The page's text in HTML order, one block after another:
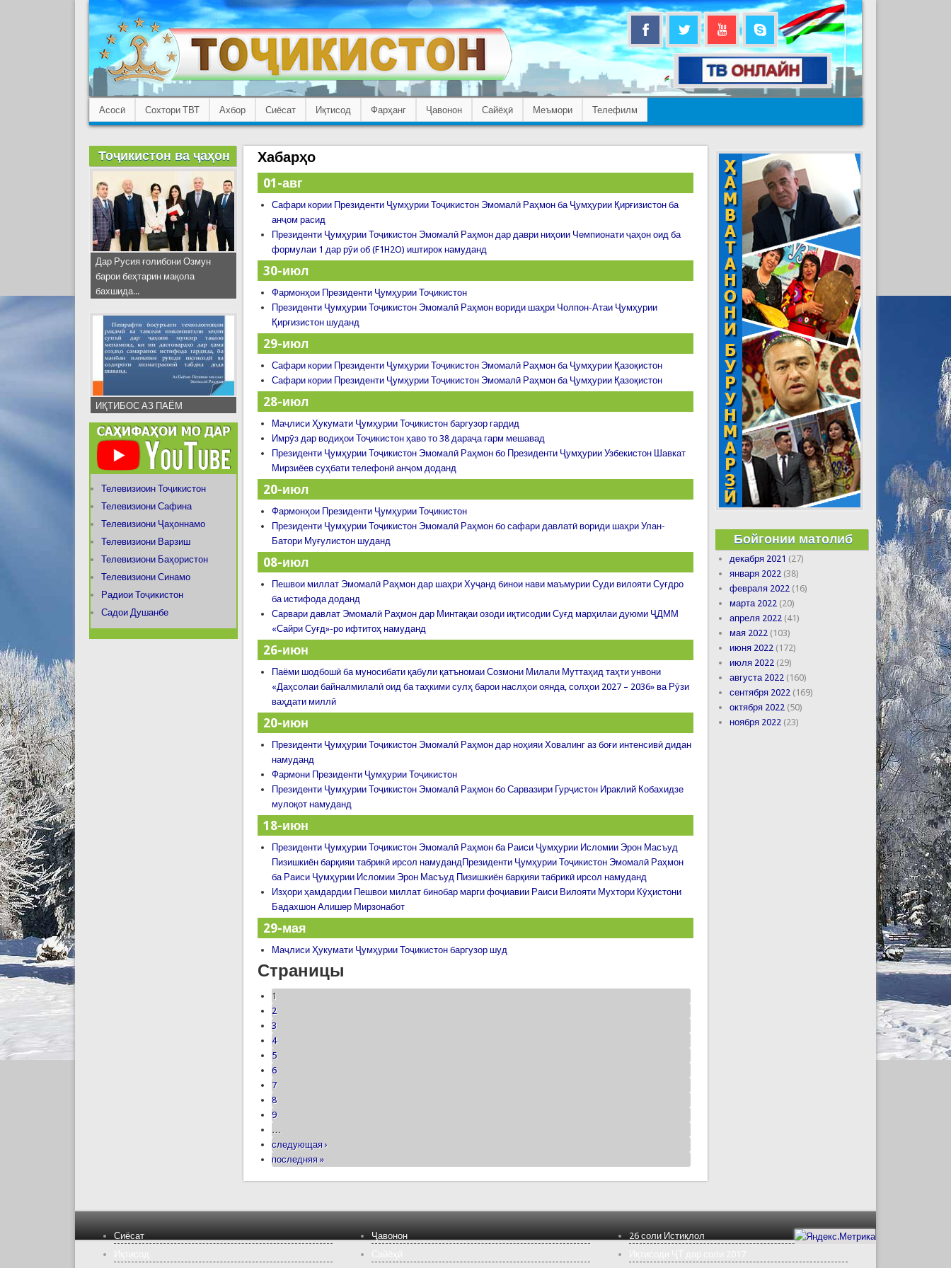
Асосӣ Сохтори ТВТ Ахбор Сиёсат Иқтисод Фарҳанг Ҷавонон Сайёҳӣ Меъмори Телефилм
Хабарҳо
01-авг
Сафари кории Президенти Ҷумҳурии Тоҷикистон Эмомалӣ Раҳмон ба Ҷумҳурии Қирғизистон ба
анҷом расид
Президенти Ҷумҳурии Тоҷикистон Эмомалӣ Раҳмон дар даври ниҳоии Чемпионати ҷаҳон оид ба
формулаи 1 дар рӯи об (F1H2O) иштирок намуданд
30-июл
Фармонҳои Президенти Ҷумҳурии Тоҷикистон
Президенти Ҷумҳурии Тоҷикистон Эмомалӣ Раҳмон вориди шаҳри Чолпон-Атаи Ҷумҳурии
Қирғизистон шуданд
29-июл
Сафари кории Президенти Ҷумҳурии Тоҷикистон Эмомалӣ Раҳмон ба Ҷумҳурии Қазоқистон
Сафари кории Президенти Ҷумҳурии Тоҷикистон Эмомалӣ Раҳмон ба Ҷумҳурии Қазоқистон
28-июл
Маҷлиси Ҳукумати Ҷумҳурии Тоҷикистон баргузор гардид
Имрӯз дар водиҳои Тоҷикистон ҳаво то 38 дараҷа гарм мешавад
Президенти Ҷумҳурии Тоҷикистон Эмомалӣ Раҳмон бо Президенти Ҷумҳурии Узбекистон Шавкат
Мирзиёев суҳбати телефонӣ анҷом доданд
20-июл
Фармонҳои Президенти Ҷумҳурии Тоҷикистон
Президенти Ҷумҳурии Тоҷикистон Эмомалӣ Раҳмон бо сафари давлатӣ вориди шаҳри Улан-
Батори Муғулистон шуданд
08-июл
Пешвои миллат Эмомалӣ Раҳмон дар шаҳри Хуҷанд бинои нави маъмурии Суди вилояти Суғдро
ба истифода доданд
Сарвари давлат Эмомалӣ Раҳмон дар Минтақаи озоди иқтисодии Суғд марҳилаи дуюми ҶДММ
«Сайри Суғд»-ро ифтитоҳ намуданд
26-июн
Паёми шодбошӣ ба муносибати қабули қатъномаи Созмони Милали Муттаҳид таҳти унвони
«Даҳсолаи байналмилалӣ оид ба таҳкими сулҳ барои наслҳои оянда, солҳои 2027 – 2036» ва Рӯзи
ваҳдати миллӣ
20-июн
Президенти Ҷумҳурии Тоҷикистон Эмомалӣ Раҳмон дар ноҳияи Ховалинг аз боғи интенсивӣ дидан
намуданд
Фармони Президенти Ҷумҳурии Тоҷикистон
Президенти Ҷумҳурии Тоҷикистон Эмомалӣ Раҳмон бо Сарвазири Гурҷистон Ираклий Кобахидзе
мулоқот намуданд
18-июн
Президенти Ҷумҳурии Тоҷикистон Эмомалӣ Раҳмон ба Раиси Ҷумҳурии Исломии Эрон Масъуд
Пизишкиён барқияи табрикӣ ирсол намудандПрезиденти Ҷумҳурии Тоҷикистон Эмомалӣ Раҳмон
ба Раиси Ҷумҳурии Исломии Эрон Масъуд Пизишкиён барқияи табрикӣ ирсол намуданд
Изҳори ҳамдардии Пешвои миллат бинобар марги фоҷиавии Раиси Вилояти Мухтори Кӯҳистони
Бадахшон Алишер Мирзонабот
29-мая
Маҷлиси Ҳукумати Ҷумҳурии Тоҷикистон баргузор шуд
Страницы
1
2
3
4
5
6
7
8
9
…
следующая ›
последняя »
Тоҷикистон ва ҷаҳон
Дар Русия ғолибони Озмун
барои беҳтарин мақола
бахшида...
ИҚТИБОС АЗ ПАЁМ
Телевизиоин Тоҷикистон
Телевизиони Сафина
Телевизиони Ҷаҳоннамо
Телевизиони Варзиш
Телевизиони Баҳористон
Телевизиони Синамо
Радиои Тоҷикистон
Садои Душанбе
Бойгонии матолиб
декабря 2021 (27)
января 2022 (38)
февраля 2022 (16)
марта 2022 (20)
апреля 2022 (41)
мая 2022 (103)
июня 2022 (172)
июля 2022 (29)
августа 2022 (160)
сентября 2022 (169)
октября 2022 (50)
ноября 2022 (23)
Сиёсат
Ҷавонон
26 соли Истиқлол